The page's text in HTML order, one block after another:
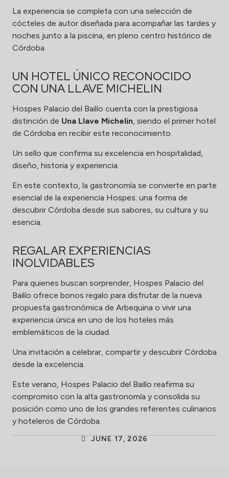
La experiencia se completa con una selección de
cócteles de autor diseñada para acompañar las tardes y
noches junto a la piscina, en pleno centro histórico de
Córdoba.
UN HOTEL ÚNICO RECONOCIDO
CON UNA LLAVE MICHELIN
Hospes Palacio del Bailío cuenta con la prestigiosa
distinción de Una Llave Michelin, siendo el primer hotel
de Córdoba en recibir este reconocimiento.
Un sello que confirma su excelencia en hospitalidad,
diseño, historia y experiencia.
En este contexto, la gastronomía se convierte en parte
esencial de la experiencia Hospes: una forma de
descubrir Córdoba desde sus sabores, su cultura y su
esencia.
REGALAR EXPERIENCIAS
INOLVIDABLES
Para quienes buscan sorprender, Hospes Palacio del
Bailío ofrece bonos regalo para disfrutar de la nueva
propuesta gastronómica de Arbequina o vivir una
experiencia única en uno de los hoteles más
emblemáticos de la ciudad.
Una invitación a celebrar, compartir y descubrir Córdoba
desde la excelencia.
Este verano, Hospes Palacio del Bailío reafirma su
compromiso con la alta gastronomía y consolida su
posición como uno de los grandes referentes culinarios
y hoteleros de Córdoba.
JUNE 17, 2026